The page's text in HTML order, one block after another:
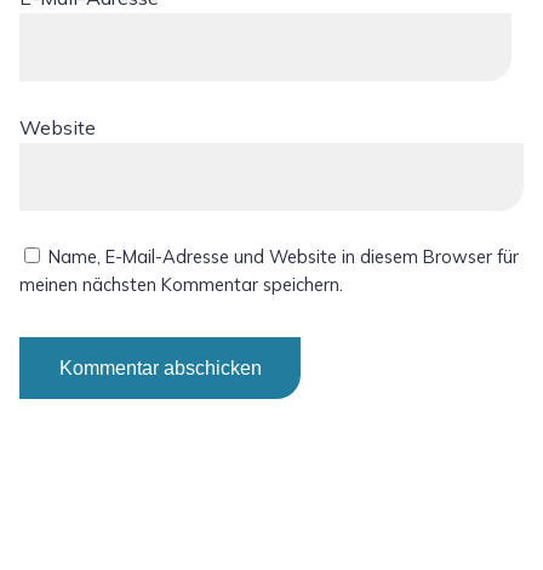
Website
Name, E-Mail-Adresse und Website in diesem Browser für
meinen nächsten Kommentar speichern.